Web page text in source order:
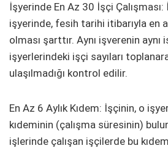
İşyerinde En Az 30 İşçi Çalışması:
işyerinde, fesih tarihi itibarıyla en
olması şarttır. Aynı işverenin
işyerlerindeki işçi sayıları
ulaşılmadığı kontrol edilir.
En Az 6 Aylık Kıdem: İşçinin, o
kıdeminin (çalışma süresinin)
işlerinde çalışan işçilerde bu